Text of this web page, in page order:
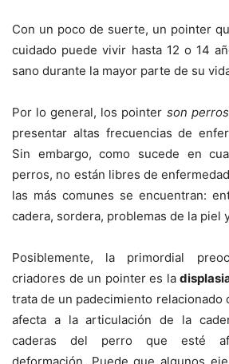
Con un poco de suerte, un pointer
cuidado puede vivir hasta 12 o 14
sano durante la mayor parte de su
Por lo general, los pointer son
presentar altas frecuencias de
Sin embargo, como sucede en
perros, no están libres de
las más comunes se encuentran:
cadera, sordera, problemas de la piel
Posiblemente, la primordial
criadores de un pointer es la
trata de un padecimiento relacionado
afecta a la articulación de la
caderas del perro que esté